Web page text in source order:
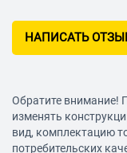
НАПИСАТЬ
Обратите внимание!
изменять
вид, комплектацию
потребительских